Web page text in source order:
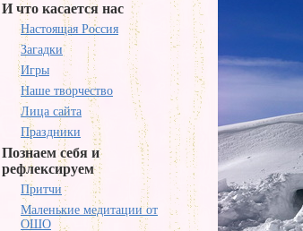
И что касается нас
Настоящая Россия
Загадки
Игры
Наше творчество
Лица сайта
Праздники
Познаем себя и
рефлексируем
Притчи
Маленькие медитации от
ОШО